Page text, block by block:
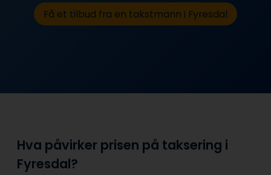
Få et tilbud fra en takstmann i Fyresdal
Hva påvirker prisen på taksering i
Fyresdal?